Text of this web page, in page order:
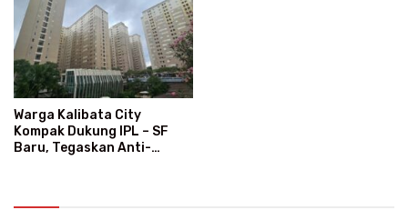
Warga Kalibata City
Kompak Dukung IPL – SF
Baru, Tegaskan Anti-